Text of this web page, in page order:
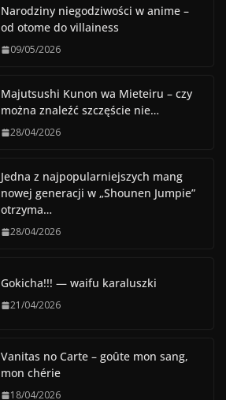
Narodziny niegodziwości w anime –
od otome do villainess
09/05/2026
Majutsushi Kunon wa Mieteiru – czy
można znaleźć szczęście nie…
28/04/2026
Jedna z najpopularniejszych mang
nowej generacji w „Shounen Jumpie”
otrzyma…
28/04/2026
Gokicha!!! — waifu karaluszki
21/04/2026
Vanitas no Carte – goûte mon sang,
mon chérie
18/04/2026